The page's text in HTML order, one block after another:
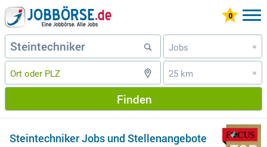
Jobs »
25 km »
Finden
Steintechniker Jobs und Stellenangebote